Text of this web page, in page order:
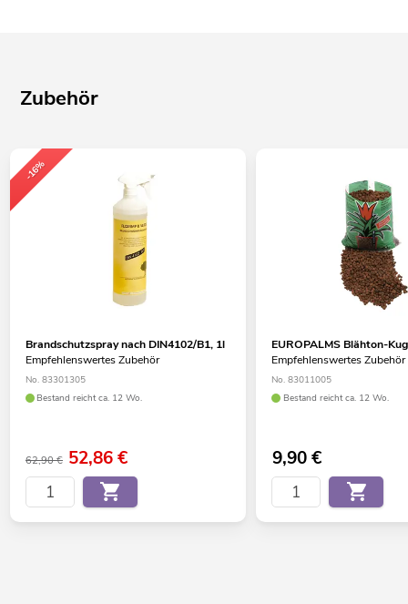
Zubehör
-16%
Brandschutzspray nach DIN4102/B1, 1l
Empfehlenswertes Zubehör
No. 83301305
Bestand reicht ca. 12 Wo.
62,90 € 52,86€
EUROPALMS Blähton-
Empfehlenswertes Zubehör
No. 83011005
Bestand reicht ca. 12 Wo.
9,90€